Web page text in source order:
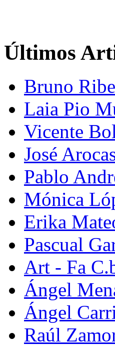
Últimos
Bruno
Laia Pio
Vicente
José
Pablo
Mónica
Erika
Pascual
Art - Fa
Ángel
Ángel
Raúl